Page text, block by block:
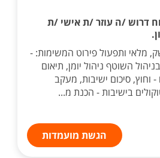
דרוש /ה עוזר /ת אישי /ת
מלאי ותפעול פירוט המשימות: -
השוטף ניהול יומן, תיאום
- וחוץ, סיכום ישיבות, מעקב
בישיבות - הכנת מ...
הגשת מועמדות